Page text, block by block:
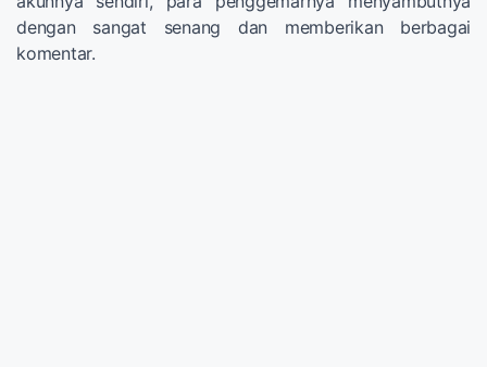
dengan sangat senang dan memberikan berbagai
komentar.